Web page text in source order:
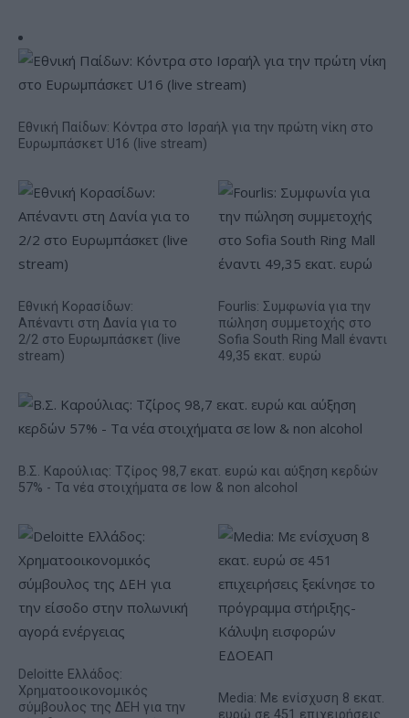
Εθνική Παίδων: Κόντρα στο Ισραήλ για την πρώτη νίκη στο
Ευρωμπάσκετ U16 (live stream)
Εθνική Κορασίδων:
Απέναντι στη Δανία για το
2/2 στο Ευρωμπάσκετ (live
stream)
Fourlis: Συμφωνία για την
πώληση συμμετοχής στο
Sofia South Ring Mall έναντι
49,35 εκατ. ευρώ
Β.Σ. Καρούλιας: Τζίρος 98,7 εκατ. ευρώ και αύξηση κερδών
57% - Τα νέα στοιχήματα σε low & non alcohol
Deloitte Ελλάδος:
Χρηματοοικονομικός
σύμβουλος της ΔΕΗ για την
Media: Με ενίσχυση 8 εκατ.
ευρώ σε 451 επιχειρήσεις